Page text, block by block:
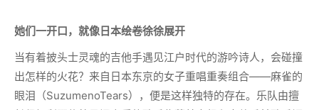
她们一开口，就像日本绘卷徐徐展开
当有着披头士灵魂的吉他手遇见江户时代的游吟诗人，会碰撞
出怎样的火花？来自日本东京的女子重唱重奏组合——麻雀的
眼泪（SuzumenoTears），便是这样独特的存在。乐队由擅